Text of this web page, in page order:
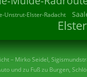
Unstrut-Elster-Radacht
Elster
– Mirko Seidel,
und zu Fuß zu Burgen,